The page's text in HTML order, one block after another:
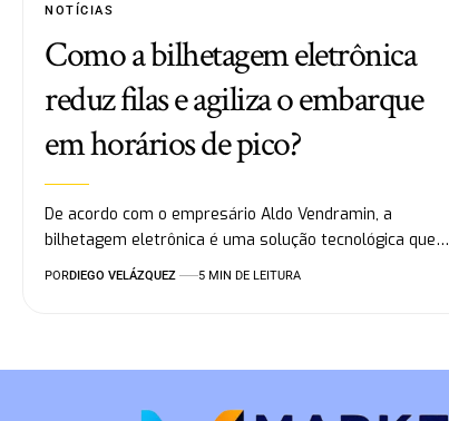
NOTÍCIAS
Como a bilhetagem eletrônica
reduz filas e agiliza o embarque
em horários de pico?
De acordo com o empresário Aldo Vendramin, a
bilhetagem eletrônica é uma solução tecnológica que…
PORDIEGO VELÁZQUEZ 5 MIN DE LEITURA